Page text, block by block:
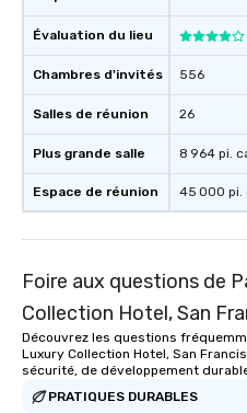
Évaluation du lieu
Chambres d'invités
Salles de réunion
Plus grande salle
Espace de réunion
556
26
8 964 pi.
45 000 pi.
Foire aux questions de
Collection Hotel, San
Découvrez les questions
Luxury Collection Hotel, San
sécurité, de développement
PRATIQUES DURABLES